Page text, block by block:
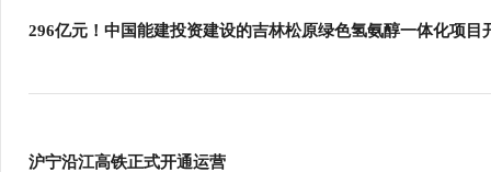
296亿元！中国能建投资建设的吉林松原绿色氢氨醇一体化项目
沪宁沿江高铁正式开通运营